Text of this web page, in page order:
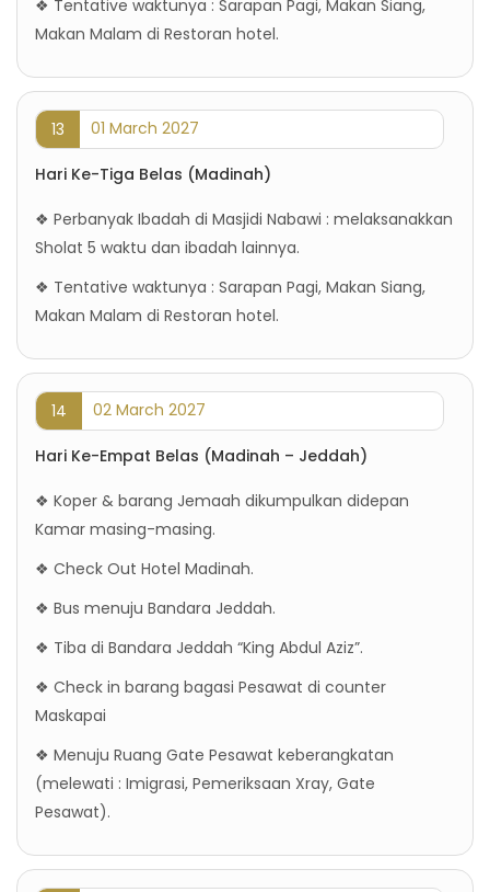
❖ Tentative waktunya : Sarapan Pagi, Makan Siang,
Makan Malam di Restoran hotel.
13 01 March 2027
Hari Ke-Tiga Belas (Madinah)
❖ Perbanyak Ibadah di Masjidi Nabawi : melaksanakkan
Sholat 5 waktu dan ibadah lainnya.
❖ Tentative waktunya : Sarapan Pagi, Makan Siang,
Makan Malam di Restoran hotel.
14 02 March 2027
Hari Ke-Empat Belas (Madinah – Jeddah)
❖ Koper & barang Jemaah dikumpulkan didepan
Kamar masing-masing.
❖ Check Out Hotel Madinah.
❖ Bus menuju Bandara Jeddah.
❖ Tiba di Bandara Jeddah “King Abdul Aziz”.
❖ Check in barang bagasi Pesawat di counter
Maskapai
❖ Menuju Ruang Gate Pesawat keberangkatan
(melewati : Imigrasi, Pemeriksaan Xray, Gate
Pesawat).